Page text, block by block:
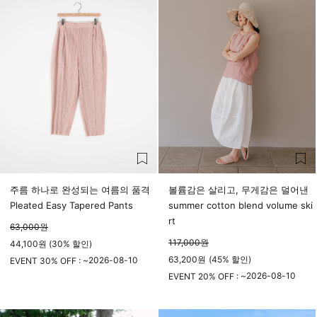
주름 하나로 완성되는 여름의 품격
Pleated Easy Tapered Pants
63,000원
44,100원 (30% 할인)
EVENT 30% OFF : ~2026-08-10
볼륨감은 살리고, 무게감은 덜어낸
summer cotton blend volume ski
rt
117,000원
63,200원 (45% 할인)
EVENT 20% OFF : ~2026-08-10